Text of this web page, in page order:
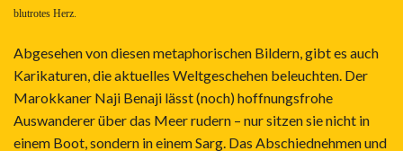
blutrotes Herz.
Abgesehen von diesen metaphorischen Bildern, gibt es auch
Karikaturen, die aktuelles Weltgeschehen beleuchten. Der
Marokkaner Naji Benaji lässt (noch) hoffnungsfrohe
Auswanderer über das Meer rudern – nur sitzen sie nicht in
einem Boot, sondern in einem Sarg. Das Abschiednehmen und